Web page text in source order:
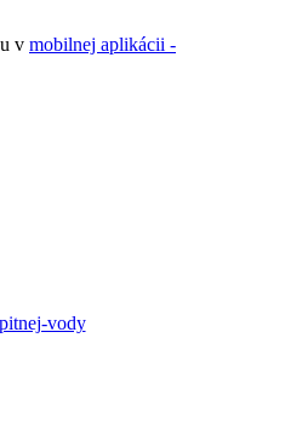
v mobilnej aplikácii -
vody